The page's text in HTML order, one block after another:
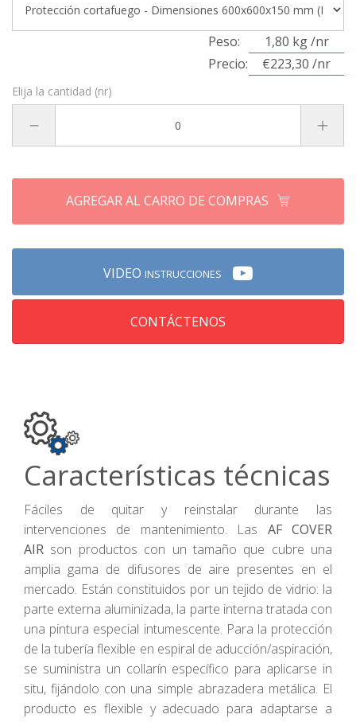
Peso:
1,80 kg /nr
Precio:
€223,30 /nr
Elija la cantidad (nr)
VIDEO INSTRUCCIONES
CONTÁCTENOS
AGREGAR AL CARRO DE COMPRAS
Características técnicas
Fáciles de quitar y reinstalar durante las
intervenciones de mantenimiento. Las AF COVER
AIR son productos con un tamaño que cubre una
amplia gama de difusores de aire presentes en el
mercado. Están constituidos por un tejido de vidrio: la
parte externa aluminizada, la parte interna tratada con
una pintura especial intumescente. Para la protección
de la tubería flexible en espiral de aducción/aspiración,
se suministra un collarín específico para aplicarse in
situ, fijándolo con una simple abrazadera metálica. El
producto es flexible y adecuado para adaptarse a